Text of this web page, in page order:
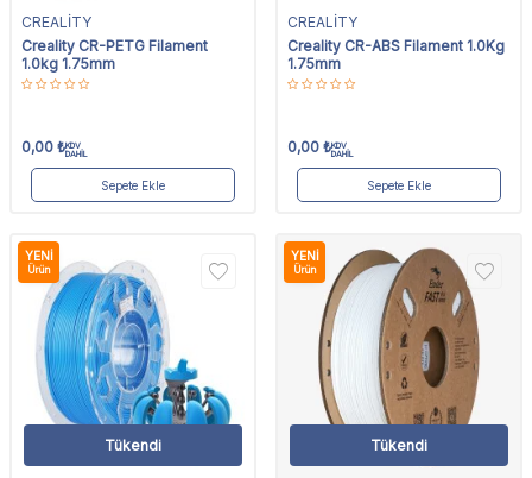
CREALİTY
Creality CR-PETG Filament
1.0kg 1.75mm
0,00 ₺KDV
DAHİL
Sepete Ekle
CREALİTY
Creality CR-ABS Filament 1.0Kg
1.75mm
0,00 ₺KDV
DAHİL
Sepete Ekle
YENI
Ürün
Tükendi
YENI
Ürün
Tükendi